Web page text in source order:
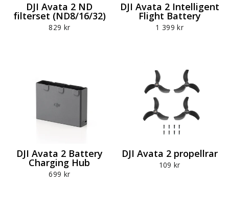
DJI Avata 2 ND
filterset (ND8/16/32)
829 kr
DJI Avata 2 Intelligent
Flight Battery
1 399 kr
DJI Avata 2 Battery
Charging Hub
699 kr
DJI Avata 2 propellrar
109 kr